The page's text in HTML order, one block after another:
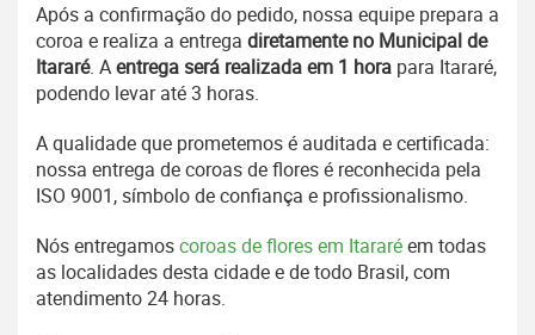
Após a confirmação do pedido, nossa equipe prepara a
coroa e realiza a entrega diretamente no Municipal de
Itararé. Aentrega será realizada em 1 hora para Itararé,
podendo levar até 3 horas.
A qualidade que prometemos é auditada e certificada:
nossa entrega de coroas de flores é reconhecida pela
ISO 9001, símbolo de confiança e profissionalismo.
Nós entregamoscoroas de flores em Itararéem todas
as localidades desta cidade e de todo Brasil, com
atendimento 24 horas.